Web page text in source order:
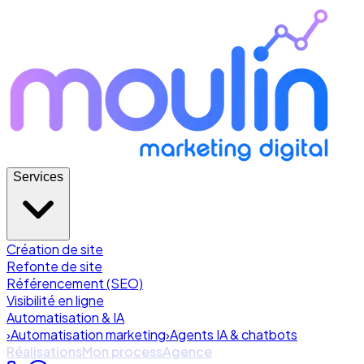
Services
Création de site
Refonte de site
Référencement (SEO)
Visibilité en ligne
Automatisation & IA
›Automatisation marketing›Agents IA & chatbots
RéalisationsMon processAgence